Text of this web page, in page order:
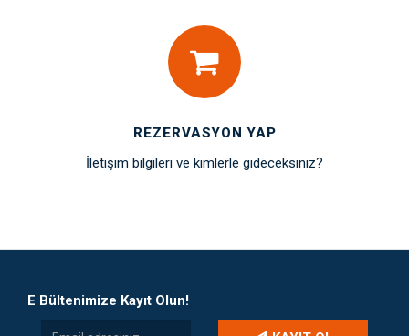
REZERVASYON YAP
İletişim bilgileri ve kimlerle gideceksiniz?
E Bültenimize Kayıt Olun!